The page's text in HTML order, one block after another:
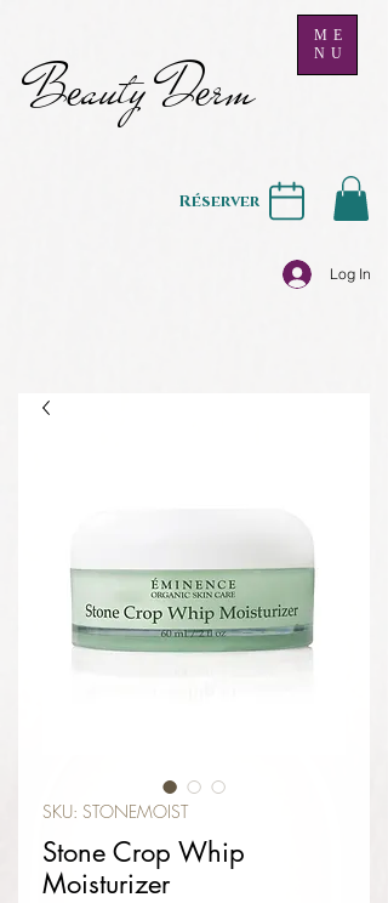
Beauty Derm
ME
NU
Log In
Réserver
SKU: STONEMOIST
Stone Crop Whip
Moisturizer